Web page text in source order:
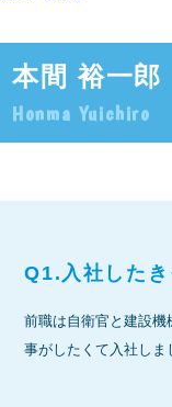
本間 裕一郎
Honma Yuichiro
Q1.入社したき
前職は自衛官と建設
事がしたくて入社しま